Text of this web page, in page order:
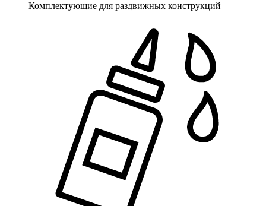
Комплектующие для раздвижных конструкций